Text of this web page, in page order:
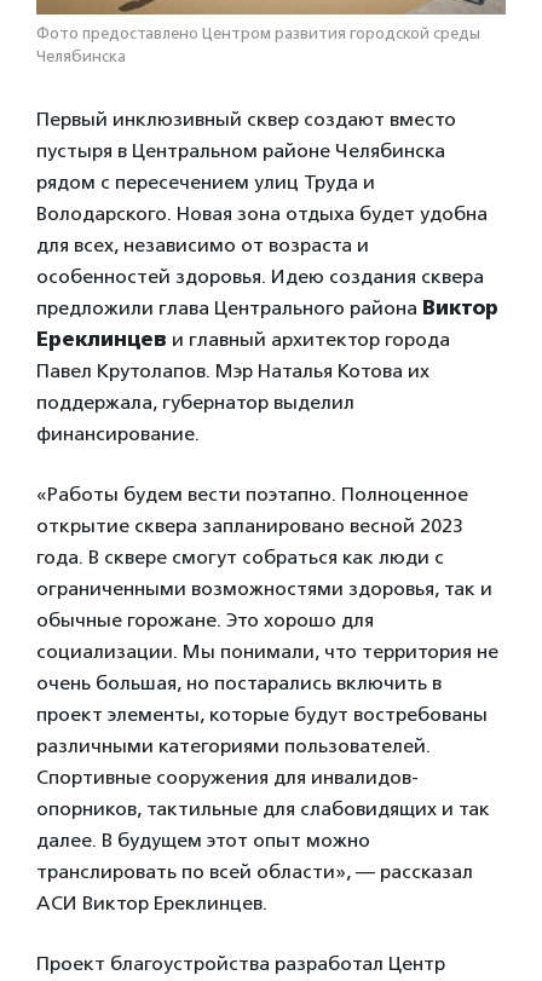
Фото предоставлено Центром развития городской среды
Челябинска
Первый инклюзивный сквер создают вместо
пустыря в Центральном районе Челябинска
рядом с пересечением улиц Труда и
Володарского. Новая зона отдыха будет удобна
для всех, независимо от возраста и
особенностей здоровья. Идею создания сквера
предложили глава Центрального района Виктор
Ереклинцев и главный архитектор города
Павел Крутолапов. Мэр Наталья Котова их
поддержала, губернатор выделил
финансирование.
«Работы будем вести поэтапно. Полноценное
открытие сквера запланировано весной 2023
года. В сквере смогут собраться как люди с
ограниченными возможностями здоровья, так и
обычные горожане. Это хорошо для
социализации. Мы понимали, что территория не
очень большая, но постарались включить в
проект элементы, которые будут востребованы
различными категориями пользователей.
Спортивные сооружения для инвалидов-
опорников, тактильные для слабовидящих и так
далее. В будущем этот опыт можно
транслировать по всей области», — рассказал
АСИ Виктор Ереклинцев.
Проект благоустройства разработал Центр